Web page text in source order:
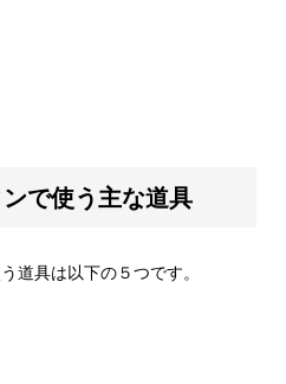
で使う主な道具
道具は以下の５つです。